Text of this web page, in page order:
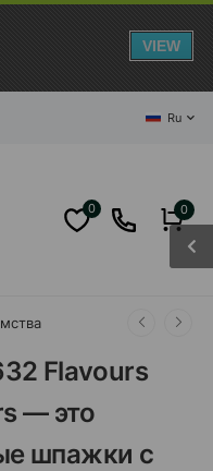
Ru
0 0
Flavours
— это
шпажки с
VIEW